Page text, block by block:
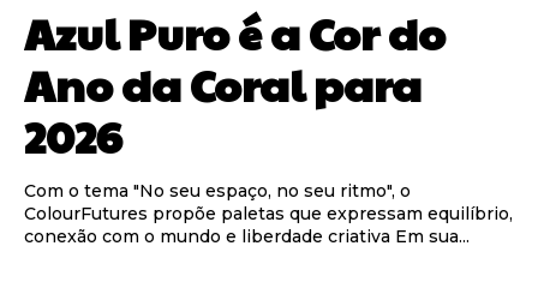
Azul Puro é a Cor do
Ano da Coral para
2026
Com o tema "No seu espaço, no seu ritmo", o
ColourFutures propõe paletas que expressam equilíbrio,
conexão com o mundo e liberdade criativa Em sua...